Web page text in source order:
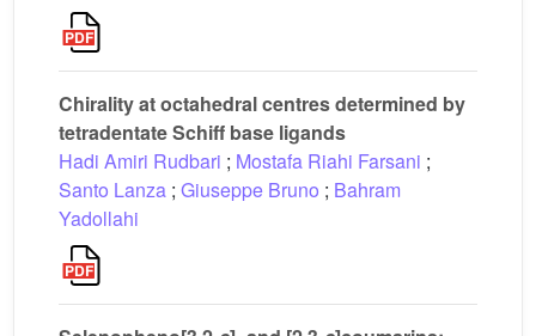
Chirality at octahedral centres determined by
tetradentate Schiff base ligands
Hadi Amiri Rudbari ; Mostafa Riahi Farsani ;
Santo Lanza ; Giuseppe Bruno ; Bahram
Yadollahi